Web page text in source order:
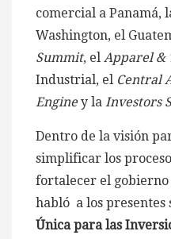
comercial a Panamá,
Washington, el
Summit, el Apparel &
Industrial, el Central
Enginey la Investors
Dentro de la visión
simplificar los
fortalecer el
habló a los presentes
Única para las